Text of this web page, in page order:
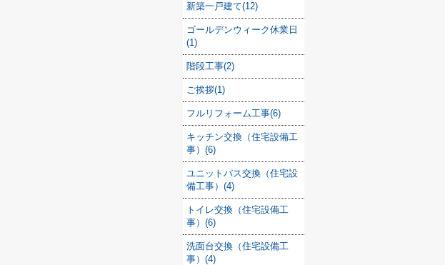
新築一戸建て(12)
ゴールデンウィーク休業日
(1)
階段工事(2)
ご挨拶(1)
フルリフォーム工事(6)
キッチン交換（住宅設備工
事）(6)
ユニットバス交換（住宅設
備工事）(4)
トイレ交換（住宅設備工
事）(6)
洗面台交換（住宅設備工
事）(4)